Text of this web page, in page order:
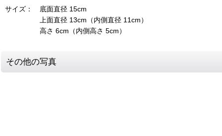
サイズ： 底面直径 15cm
上面直径 13cm（内側直径 11cm）
高さ 6cm（内側高さ 5cm）
その他の写真